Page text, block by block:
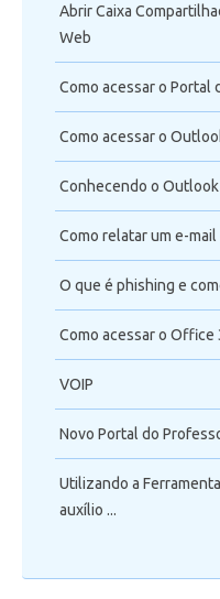
Abrir Caixa
Web
Como acessar o Portal
Como acessar o
Conhecendo o
Como relatar um e-
O que é phishing e
Como acessar o Office
VOIP
Novo Portal do
Utilizando a
auxílio ...